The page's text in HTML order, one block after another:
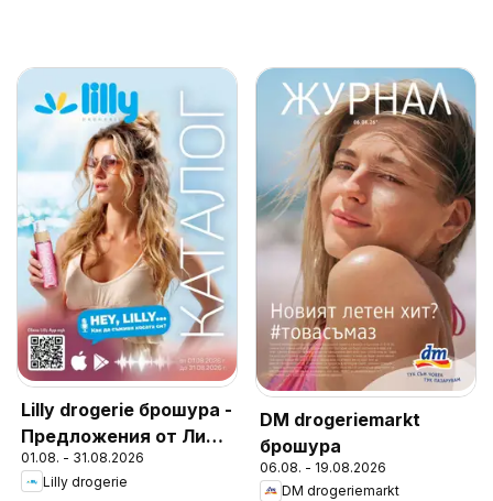
Lilly drogerie брошура -
Предложения от Лили
Дрогерие
01.08. - 31.08.2026
Lilly drogerie
DM drogeriemarkt
брошура
06.08. - 19.08.2026
DM drogeriemarkt